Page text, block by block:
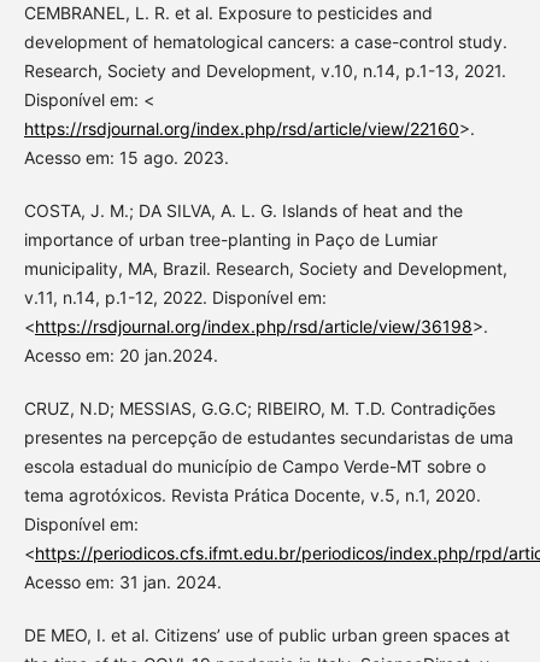
CEMBRANEL, L. R. et al. Exposure to pesticides and
development of hematological cancers: a case-control study.
Research, Society and Development, v.10, n.14, p.1-13, 2021.
Disponível em: <
https://rsdjournal.org/index.php/rsd/article/view/22160>.
Acesso em: 15 ago. 2023.
COSTA, J. M.; DA SILVA, A. L. G. Islands of heat and the
importance of urban tree-planting in Paço de Lumiar
municipality, MA, Brazil. Research, Society and Development,
v.11, n.14, p.1-12, 2022. Disponível em:
<https://rsdjournal.org/index.php/rsd/article/view/36198>.
Acesso em: 20 jan.2024.
CRUZ, N.D; MESSIAS, G.G.C; RIBEIRO, M. T.D. Contradições
presentes na percepção de estudantes secundaristas de uma
escola estadual do município de Campo Verde-MT sobre o
tema agrotóxicos. Revista Prática Docente, v.5, n.1, 2020.
Disponível em:
<https://periodicos.cfs.ifmt.edu.br/periodicos/index.php/rpd/
Acesso em: 31 jan. 2024.
DE MEO, I. et al. Citizens’ use of public urban green spaces at